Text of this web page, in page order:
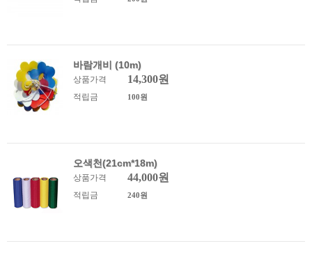
바람개비 (10m)
상품가격 14,300원
적립금 100원
오색천(21cm*18m)
상품가격 44,000원
적립금 240원